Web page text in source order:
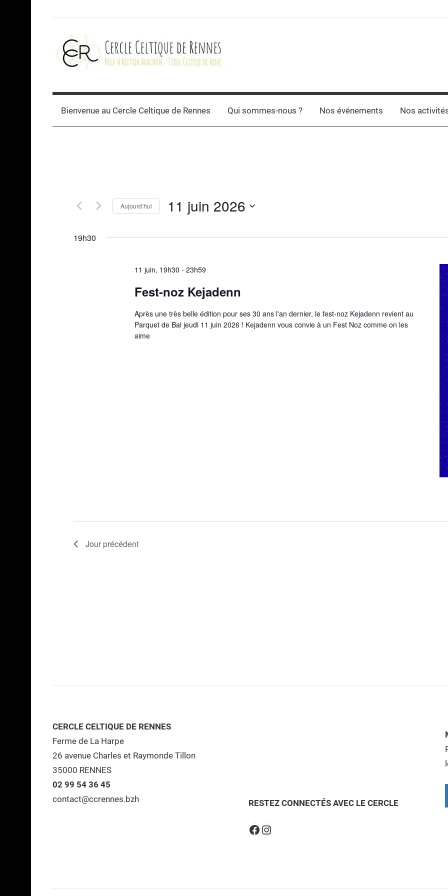
Cercle
celtique
Bienvenue au Cercle Celtique de Rennes Qui sommes-nous ? Nos événements Nos
Aujourd’hui 11 juin 2026
une
19h30
11 juin, 19h30 - 23h59
Fest-noz Kejadenn
Après une très belle édition pour ses 30 ans l'an dernier, le fest-noz Kejadenn revient au
Parquet de Bal jeudi 11 juin 2026 ! Kejadenn vous convie à un Fest Noz comme on les
aime
Jour précédent
CERCLE CELTIQUE DE RENNES
Ferme de La Harpe
26 avenue Charles et Raymonde Tillon
35000 RENNES
02 99 54 36 45
contact@ccrennes.bzh
RESTEZ CONNECTÉS AVEC LE CERCLE
Facebook
Instagram